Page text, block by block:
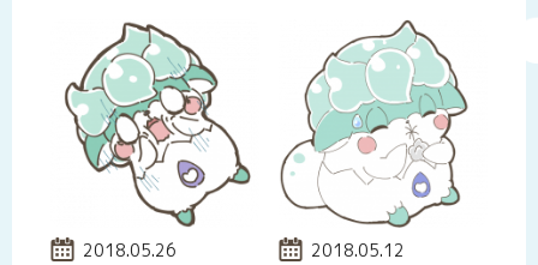
投稿日:
2018.05.26 投稿日:
2018.05.12